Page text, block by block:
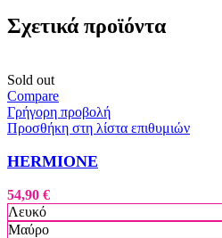
Σχετικά προϊόντα
Sold out
Compare
Γρήγορη προβολή
Προσθήκη στη λίστα επιθυμιών
HERMIONE
54,90 €
Λευκό
Μαύρο